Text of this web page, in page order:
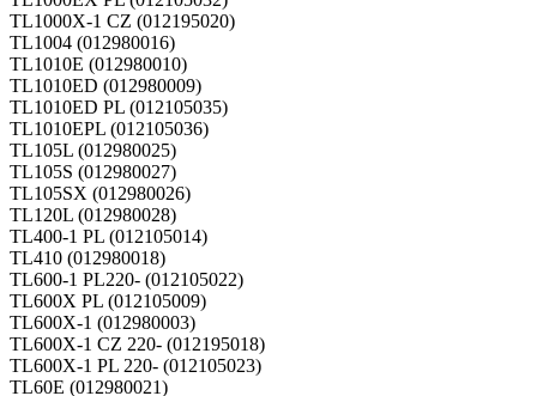
TL1000X-1 CZ (012195020)
TL1004 (012980016)
TL1010E (012980010)
TL1010ED (012980009)
TL1010ED PL (012105035)
TL1010EPL (012105036)
TL105L (012980025)
TL105S (012980027)
TL105SX (012980026)
TL120L (012980028)
TL400-1 PL (012105014)
TL410 (012980018)
TL600-1 PL220- (012105022)
TL600X PL (012105009)
TL600X-1 (012980003)
TL600X-1 CZ 220- (012195018)
TL600X-1 PL 220- (012105023)
TL60E (012980021)